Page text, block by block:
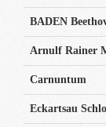
BADEN
Arnulf Rainer
Carnuntum
Eckartsau